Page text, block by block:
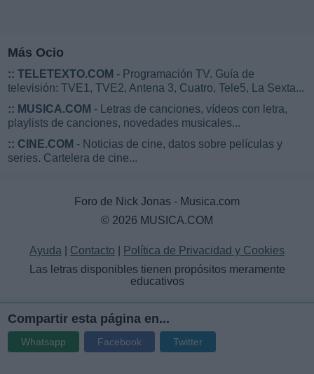
Más Ocio
:: TELETEXTO.COM - Programación TV. Guía de
televisión: TVE1, TVE2, Antena 3, Cuatro, Tele5, La Sexta...
:: MUSICA.COM - Letras de canciones, vídeos con letra,
playlists de canciones, novedades musicales...
:: CINE.COM - Noticias de cine, datos sobre películas y
series. Cartelera de cine...
Foro de Nick Jonas - Musica.com
© 2026 MUSICA.COM
Ayuda Contacto
Política de Privacidad y Cookies
Las letras disponibles tienen propósitos meramente
educativos
Compartir esta página en...
Whatsapp Facebook Twitter